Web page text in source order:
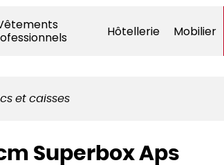
Hôtellerie Mobilier
et caisses
Superbox Aps